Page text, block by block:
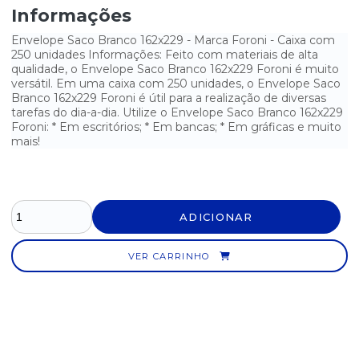
ETIQUETA PIMACO A4 267 - 288,5MM X 200MM - PCT COM 25
Informações
Envelope Saco Branco 162x229 - Marca Foroni - Caixa com
250 unidades Informações: Feito com materiais de alta
qualidade, o Envelope Saco Branco 162x229 Foroni é muito
versátil. Em uma caixa com 250 unidades, o Envelope Saco
Branco 162x229 Foroni é útil para a realização de diversas
tarefas do dia-a-dia. Utilize o Envelope Saco Branco 162x229
Foroni: * Em escritórios; * Em bancas; * Em gráficas e muito
mais!
ADICIONAR
VER CARRINHO